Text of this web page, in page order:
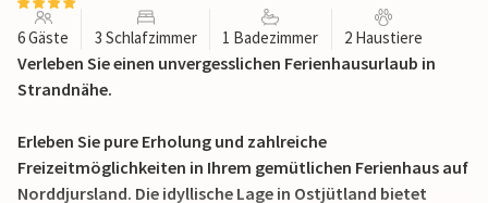
6 Gäste 3 Schlafzimmer 1 Badezimmer 2 Haustiere
Verleben Sie einen unvergesslichen Ferienhausurlaub in
Strandnähe.
Erleben Sie pure Erholung und zahlreiche
Freizeitmöglichkeiten in Ihrem gemütlichen Ferienhaus auf
Norddjursland. Die idyllische Lage in Ostjütland bietet